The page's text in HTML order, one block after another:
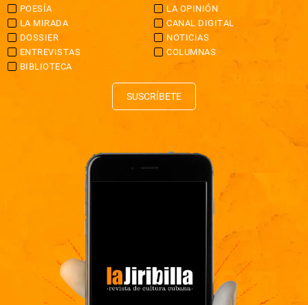
POESÍA
LA OPINIÓN
LA MIRADA
CANAL DIGITAL
DOSSIER
NOTICIAS
ENTREVISTAS
COLUMNAS
BIBLIOTECA
SUSCRÍBETE